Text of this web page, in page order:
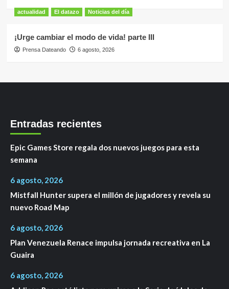
actualidad El datazo Noticias del día
¡Urge cambiar el modo de vida! parte III
Prensa Dateando 6 agosto, 2026
Entradas recientes
Epic Games Store regala dos nuevos juegos para esta
semana
6 agosto, 2026
Mistfall Hunter supera el millón de jugadores y revela su
nuevo Road Map
6 agosto, 2026
Plan Venezuela Renace impulsa jornada recreativa en La
Guaira
6 agosto, 2026